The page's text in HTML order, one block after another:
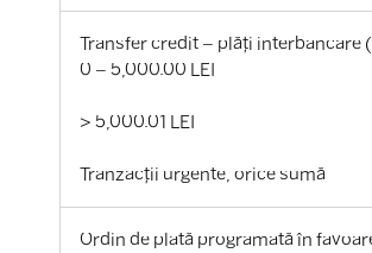
Transfer credit – plăți
0 – 5,000.00 LEI
> 5,000.01 LEI
Tranzacții urgente, orice sumă
Ordin de plată programată în